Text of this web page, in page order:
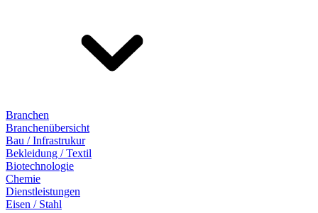
Branchen
Branchenübersicht
Bau / Infrastrukur
Bekleidung / Textil
Biotechnologie
Chemie
Dienstleistungen
Eisen / Stahl